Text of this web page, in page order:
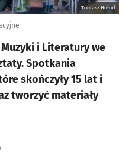
Tomasz Hołod
i Literatury we
Spotkania
skończyły 15 lat i
tworzyć materiały